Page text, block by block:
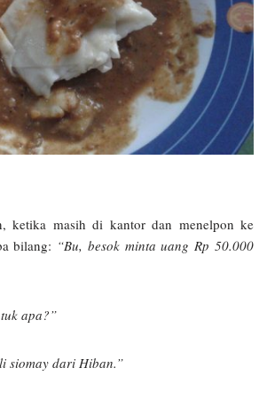
ketika masih di kantor dan menelpon ke
bilang: “Bu, besok minta uang Rp 50.000
apa?”
siomay dari Hiban.”